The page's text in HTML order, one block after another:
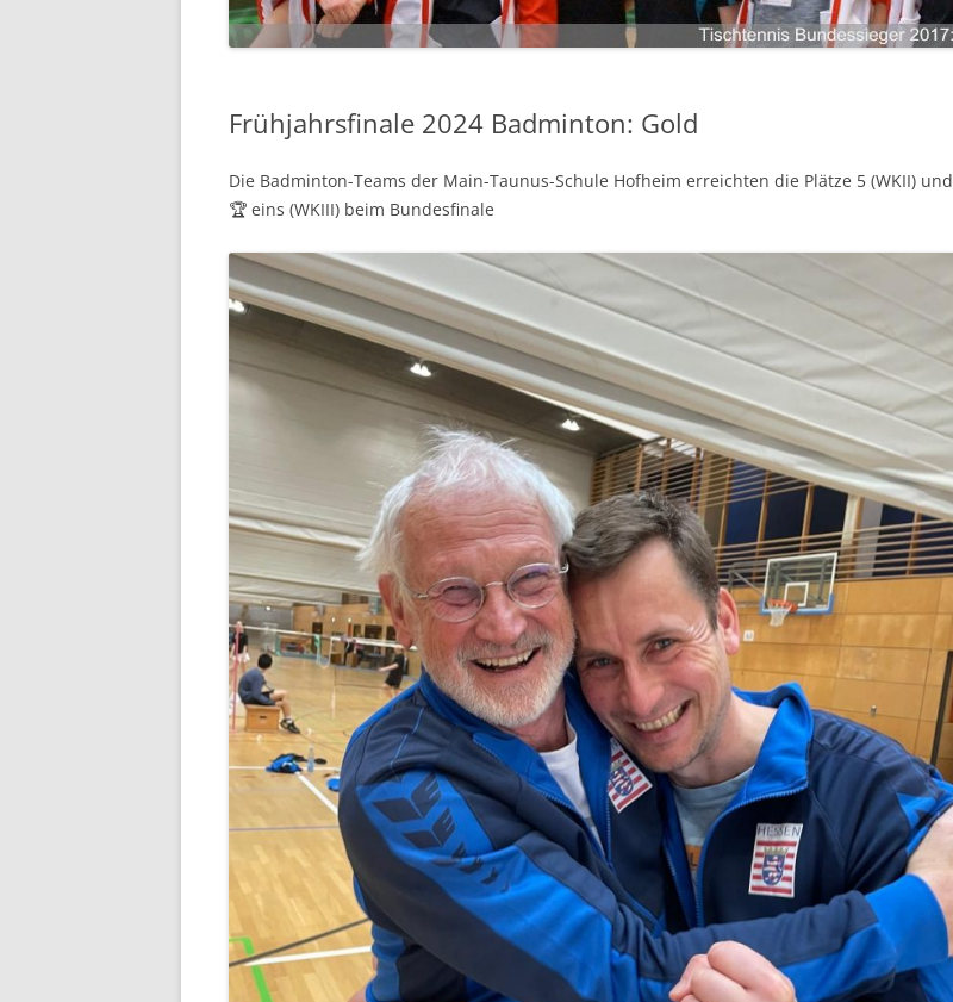
LANDKREIS FULDA
LANDKREIS LIMBURG-WEILBURG
LANDESHAUPTSTADT WIESBADEN
STADT DARMSTADT
LANDKREIS DARMSTADT-DIEBURG
LANDKREIS BERGSTRASSE
ANMELDEN
Frühjahrsfinale 2024 Badminton: Gold
Die Badminton-Teams der Main-Taunus-Schule Hofheim erreichten die Plätze 5 (WKII) und
🏆 eins (WKIII) beim Bundesfinale